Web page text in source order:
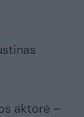
aktorė –